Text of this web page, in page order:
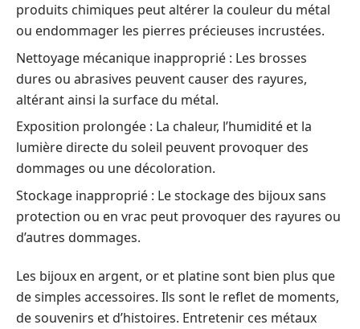
produits chimiques peut altérer la couleur du métal
ou endommager les pierres précieuses incrustées.
Nettoyage mécanique inapproprié : Les brosses
dures ou abrasives peuvent causer des rayures,
altérant ainsi la surface du métal.
Exposition prolongée : La chaleur, l’humidité et la
lumière directe du soleil peuvent provoquer des
dommages ou une décoloration.
Stockage inapproprié : Le stockage des bijoux sans
protection ou en vrac peut provoquer des rayures ou
d’autres dommages.
Les bijoux en argent, or et platine sont bien plus que
de simples accessoires. Ils sont le reflet de moments,
de souvenirs et d’histoires. Entretenir ces métaux